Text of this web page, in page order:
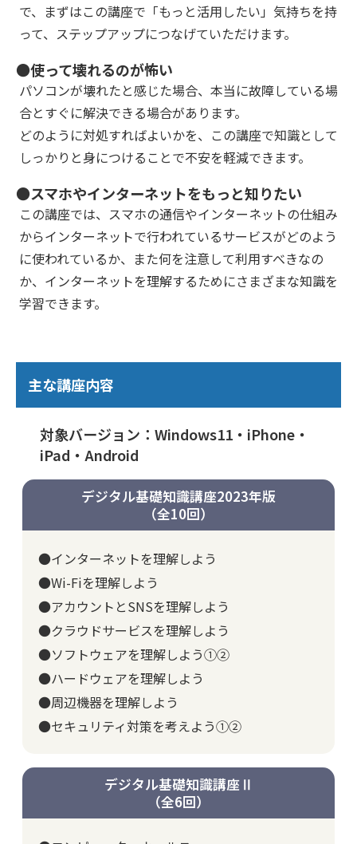
で、まずはこの講座で「もっと活用したい」気持ちを持
って、ステップアップにつなげていただけます。
●使って壊れるのが怖い
パソコンが壊れたと感じた場合、本当に故障している場
合とすぐに解決できる場合があります。
どのように対処すればよいかを、この講座で知識として
しっかりと身につけることで不安を軽減できます。
●スマホやインターネットをもっと知りたい
この講座では、スマホの通信やインターネットの仕組み
からインターネットで行われているサービスがどのよう
に使われているか、また何を注意して利用すべきなの
か、インターネットを理解するためにさまざまな知識を
学習できます。
主な講座内容
対象バージョン：Windows11・iPhone・
iPad・Android
デジタル基礎知識講座2023年版
（全10回）
●インターネットを理解しよう
●Wi-Fiを理解しよう
●アカウントとSNSを理解しよう
●クラウドサービスを理解しよう
●ソフトウェアを理解しよう①②
●ハードウェアを理解しよう
●周辺機器を理解しよう
●セキュリティ対策を考えよう①②
デジタル基礎知識講座Ⅱ
（全6回）